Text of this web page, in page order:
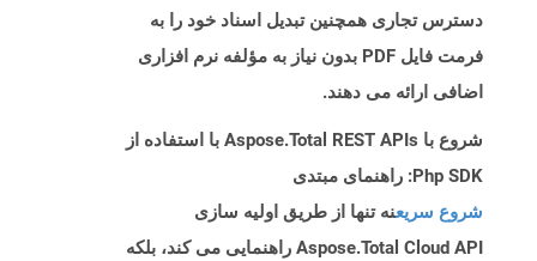
دسترس تجاری همچنین تبدیل اسناد خود را به
فرمت فایل PDF بدون نیاز به مؤلفه نرم افزاری
اضافی ارائه می دهند.
شروع با Aspose.Total REST APIs با استفاده از
Php SDK: راهنمای مبتدی
شروع سریعنه تنها از طریق اولیه سازی
Aspose.Total Cloud API راهنمایی می کند، بلکه